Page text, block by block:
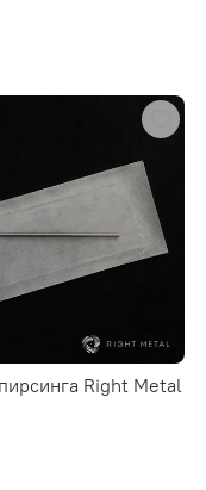
Right Metal